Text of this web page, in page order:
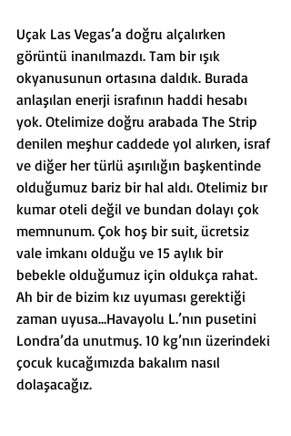
Uçak Las Vegas’a doğru alçalırken
görüntü inanılmazdı. Tam bir ışık
okyanusunun ortasına daldık. Burada
anlaşılan enerji israfının haddi hesabı
yok. Otelimize doğru arabada The Strip
denilen meşhur caddede yol alırken, israf
ve diğer her türlü aşırılığın başkentinde
olduğumuz bariz bir hal aldı. Otelimiz bır
kumar oteli değil ve bundan dolayı çok
memnunum. Çok hoş bir suit, ücretsiz
vale imkanı olduğu ve 15 aylık bir
bebekle olduğumuz için oldukça rahat.
Ah bir de bizim kız uyuması gerektiği
zaman uyusa…Havayolu L.’nın pusetini
Londra’da unutmuş. 10 kg’nın üzerindeki
çocuk kucağımızda bakalım nasıl
dolaşacağız.